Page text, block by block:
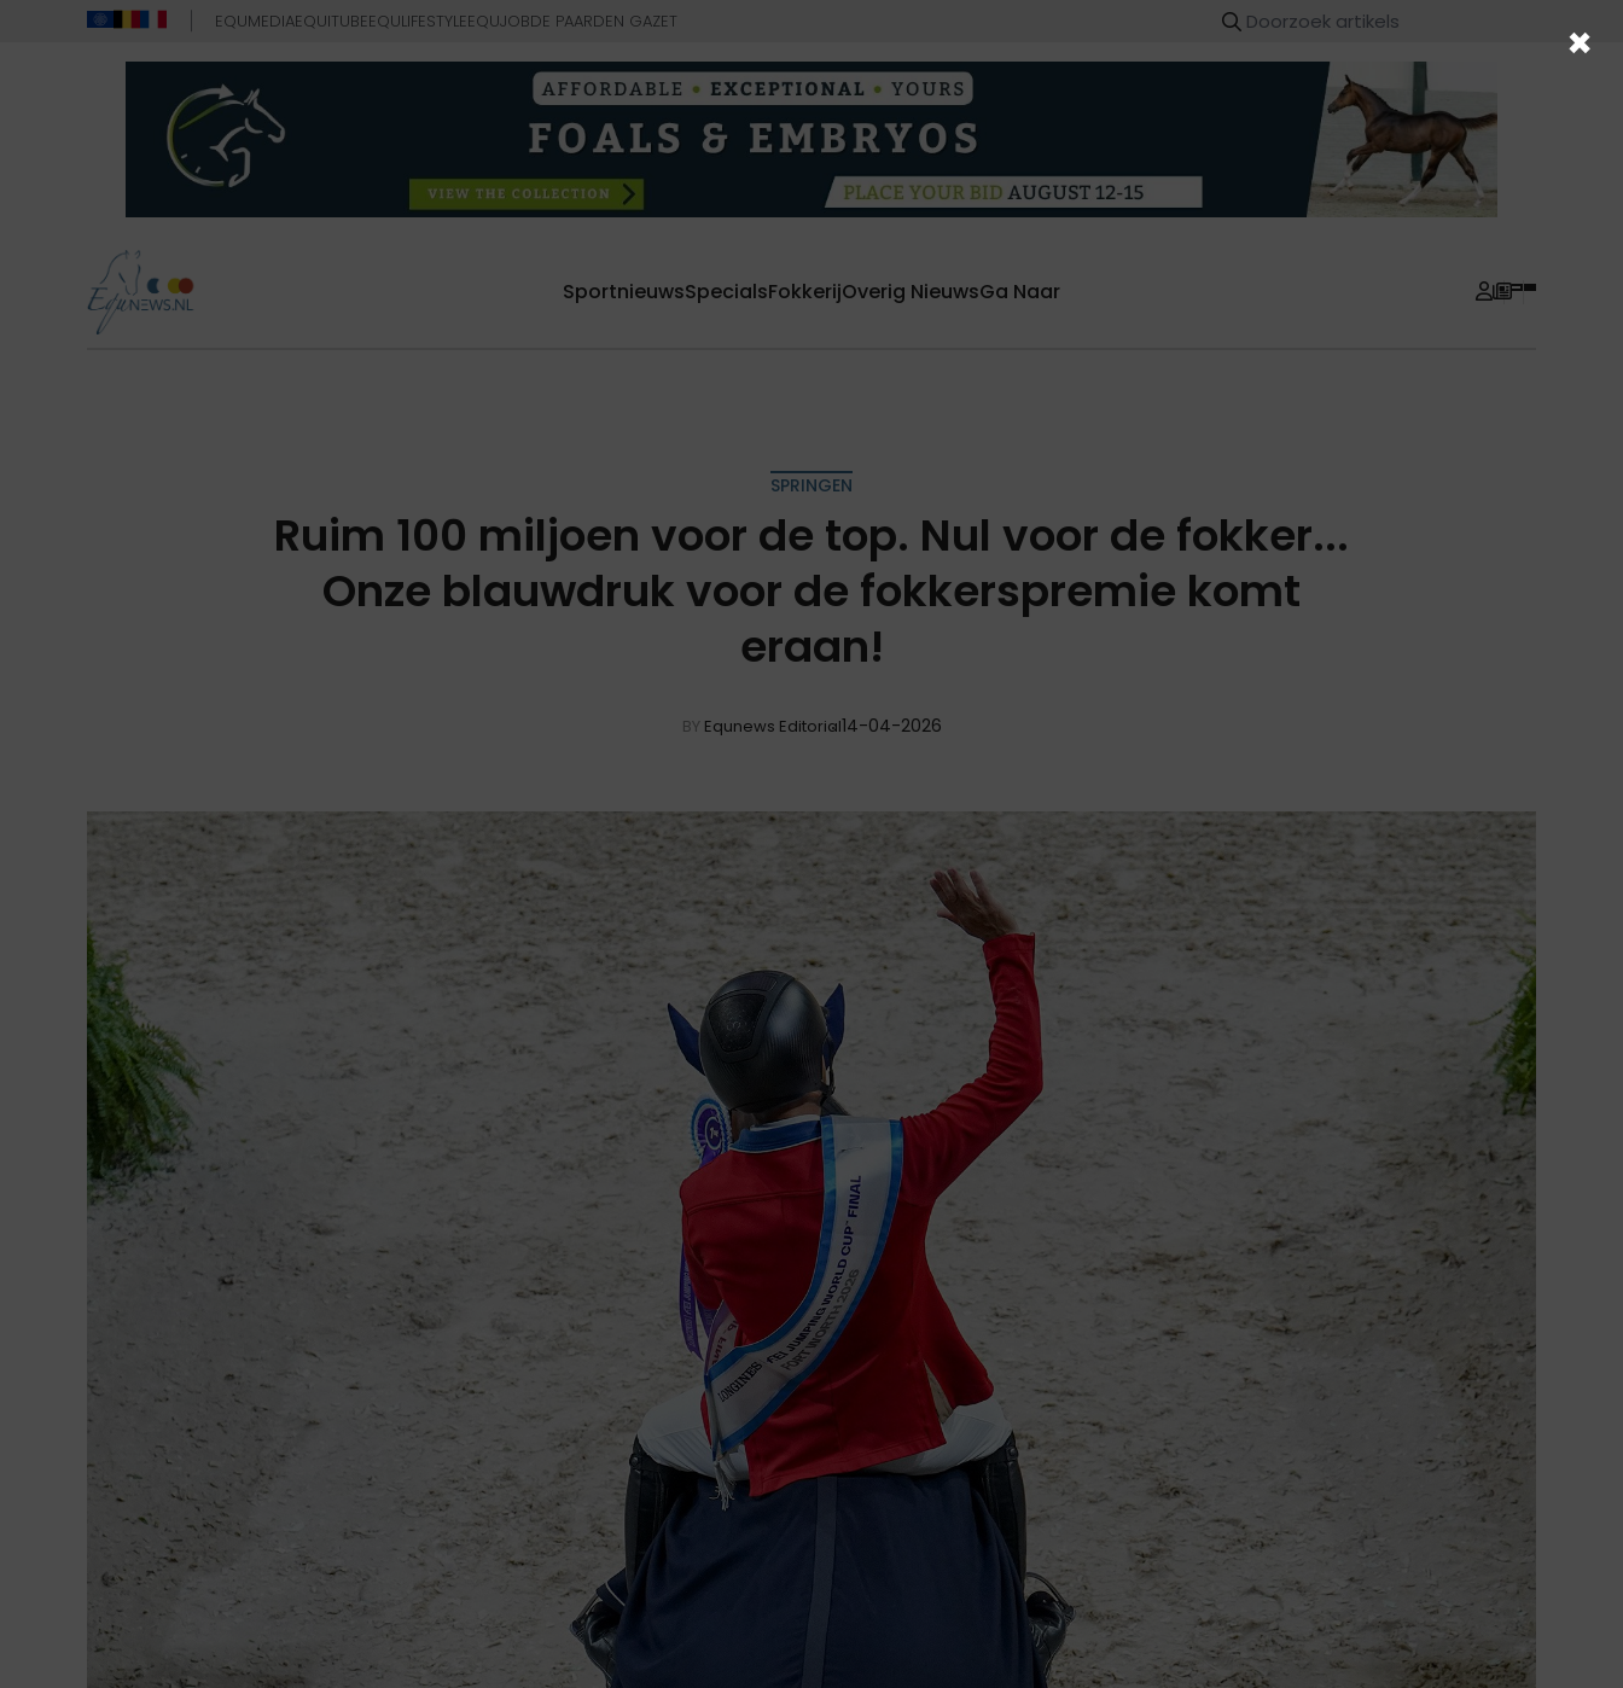
EQUMEDIAEQUITUBEEQULIFESTYLEEQUJOBDE PAARDEN GAZET
SportnieuwsSpecialsFokkerijOverig NieuwsGa Naar
SPRINGEN
Ruim 100 miljoen voor de top. Nul voor de fokker...
Onze blauwdruk voor de fokkerspremie komt
eraan!
BY Equnews Editorial14-04-2026
×